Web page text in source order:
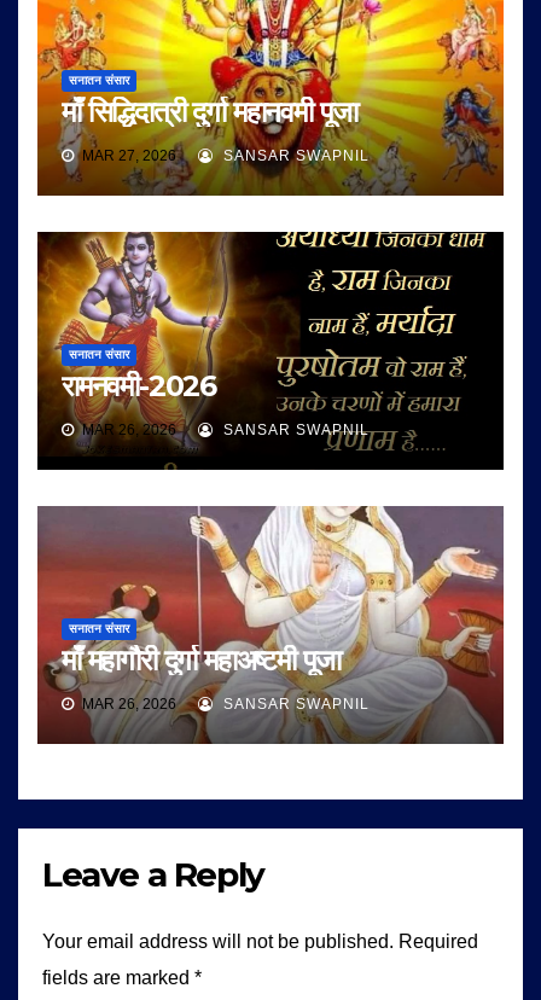
सनातन संसार
माँ सिद्धिदात्री दुर्गा महानवमी पूजा
MAR 27, 2026 SANSAR SWAPNIL
सनातन संसार
रामनवमी-2026
MAR 26, 2026 SANSAR SWAPNIL
सनातन संसार
माँ महागौरी दुर्गा महाअष्टमी पूजा
MAR 26, 2026 SANSAR SWAPNIL
Leave a Reply
Your email address will not be published. Required
fields are marked *